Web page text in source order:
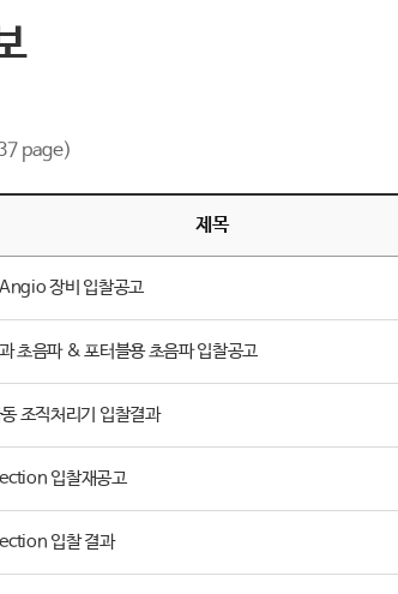
page)
제목
장비 입찰공고
초음파 & 포터블용 초음파 입찰공고
조직처리기 입찰결과
입찰재공고
입찰 결과